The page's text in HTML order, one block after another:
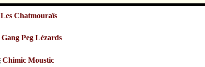
Les Chatmouraïs
Gang Peg Lézards
Chimic Moustic